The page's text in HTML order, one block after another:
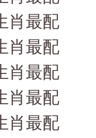
肖最配
肖最配
肖最配
肖最配
肖最配